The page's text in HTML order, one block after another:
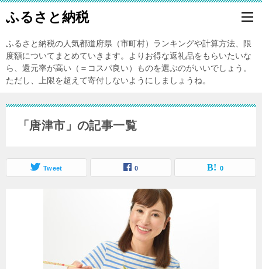
ふるさと納税
ふるさと納税の人気都道府県（市町村）ランキングや計算方法、限
度額についてまとめていきます。よりお得な返礼品をもらいたいな
ら、還元率が高い（＝コスパ良い）ものを選ぶのがいいでしょう。
ただし、上限を超えて寄付しないようにしましょうね。
「唐津市」の記事一覧
Tweet 0 0